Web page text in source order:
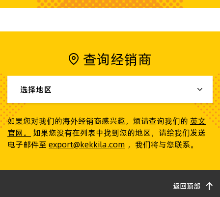
查询经销商
选择地区
如果您对我们的海外经销商感兴趣，烦请查询我们的 英文
官网。
如果您没有在列表中找到您的地区，请给我们发送
电子邮件至 export@kekkila.com ，我们将与您联系。
返回顶部